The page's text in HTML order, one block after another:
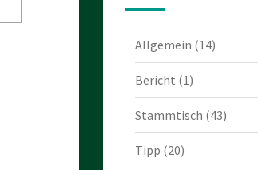
Allgemein (14)
Bericht (1)
Stammtisch (43)
Tipp (20)